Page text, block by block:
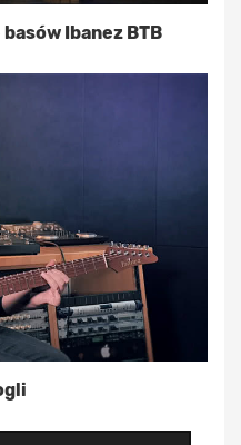
Ibanez BTB